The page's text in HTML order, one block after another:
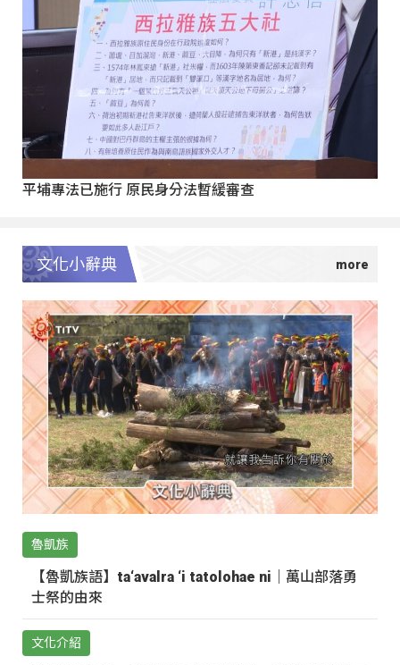
平埔專法已施行 原民身分法暫緩審查
文化小辭典
魯凱族
【魯凱族語】ta‘avalra ‘i tatolohae ni｜萬山部落勇
士祭的由來
文化介紹